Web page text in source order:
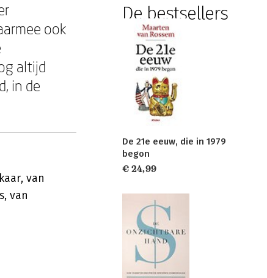
ook
altijd
in de
van
van
De bestsellers
De 21e eeuw, die in 1979
begon
€ 24,99